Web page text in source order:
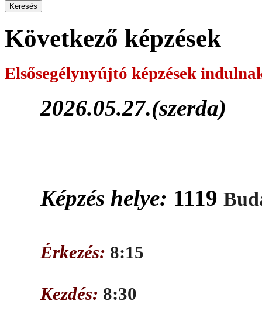
Következő képzések
Elsősegélynyújtó képzések
2026.05.27.(szerda)
Képzés helye: 1119
Érkezés: 8:15
Kezdés: 8:30